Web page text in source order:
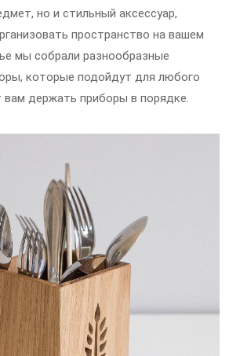
но и стильный аксессуар,
пространство на вашем
мы собрали разнообразные
которые подойдут для любого
вам держать приборы в порядке.